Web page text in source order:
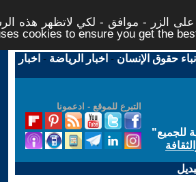
الزر - موافق - لكي لاتظهر هذه
cookies to ensure you get the
حقوق الإنسان - اخبار الرياضة - اخبار
التبرع للموقع - ادعمونا
للجميع"